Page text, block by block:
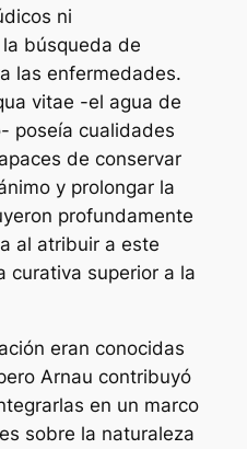
ni
búsqueda de
las enfermedades.
vitae -el agua de
poseía cualidades
de conservar
y prolongar la
profundamente
al atribuir a este
curativa superior a la
eran conocidas
Arnau contribuyó
en un marco
sobre la naturaleza